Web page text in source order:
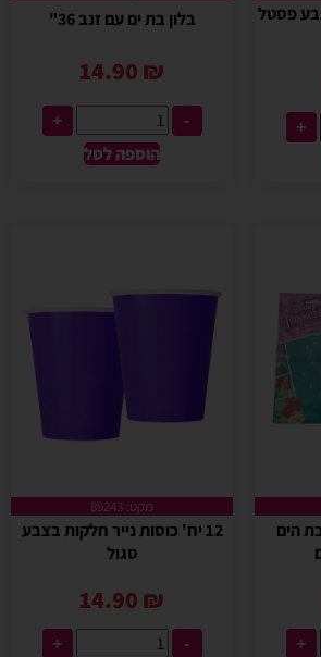
גומי 12" בצבע פסטל
+
בלון בת ים עם זנב 36"
14.90 ₪
-
+
הוספה לסל
אינצ' בת הים
+
מקט: 89243
12 יח' כוסות נייר חלקות בצבע
סגול
14.90 ₪
-
+